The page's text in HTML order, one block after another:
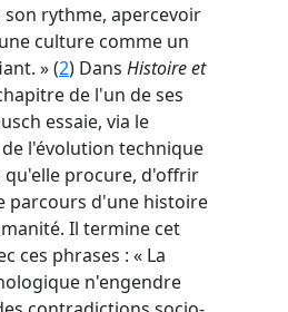
rythme, apercevoir
culture comme un
» (2) Dans Histoire et
de l'un de ses
essaie, via le
l'évolution technique
qu'elle procure, d'offrir
parcours d'une histoire
Il termine cet
ces phrases : « La
n'engendre